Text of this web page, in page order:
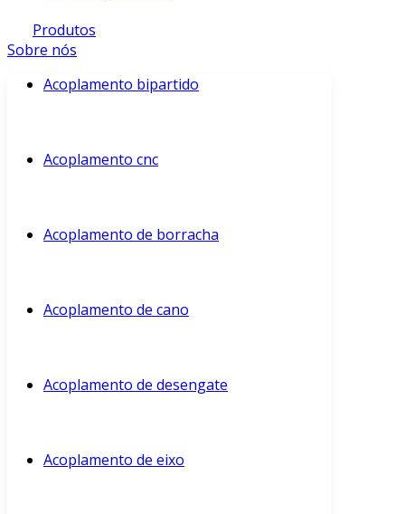
Produtos
Sobre nós
Acoplamento bipartido
Acoplamento cnc
Acoplamento de borracha
Acoplamento de cano
Acoplamento de desengate
Acoplamento de eixo